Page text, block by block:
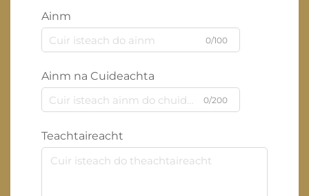
Ainm
0/100
Ainm na Cuideachta
0/200
Teachtaireacht